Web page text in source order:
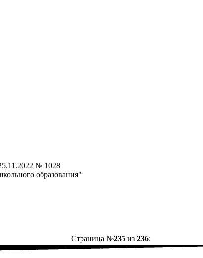
№ 1028
образования"
Страница №235из 236: